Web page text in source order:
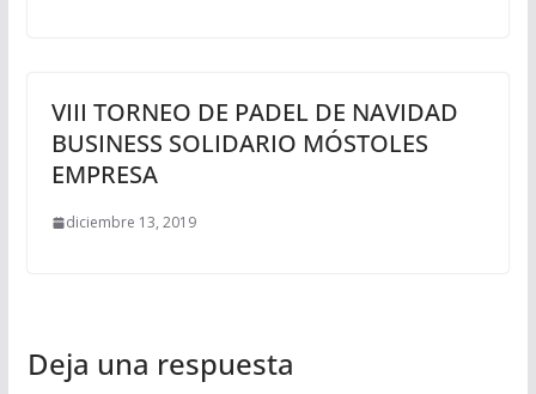
VIII TORNEO DE PADEL DE NAVIDAD
BUSINESS SOLIDARIO MÓSTOLES
EMPRESA
diciembre 13, 2019
Deja una respuesta